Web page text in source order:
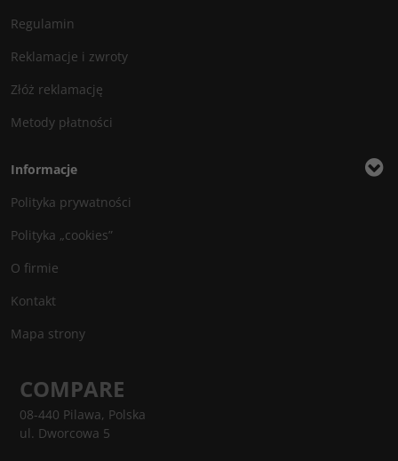
Regulamin
Reklamacje i zwroty
Złóż reklamację
Metody płatności
Informacje
Polityka prywatności
Polityka „cookies”
O firmie
Kontakt
Mapa strony
COMPARE
08-440 Pilawa, Polska
ul. Dworcowa 5